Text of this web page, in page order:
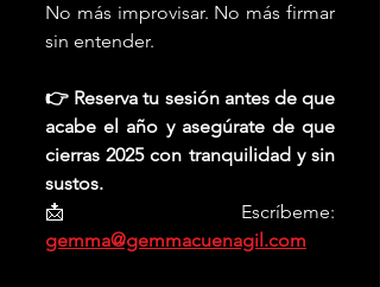
No más improvisar. No más firmar
sin entender.
👉 Reserva tu sesión antes de que
acabe el año y asegúrate de que
cierras 2025 con tranquilidad y sin
sustos.
gemma@gemmacuenagil.com